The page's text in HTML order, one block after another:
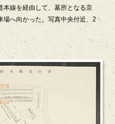
本線を経由して、墓所となる京
場へ向かった。写真中央付近、2